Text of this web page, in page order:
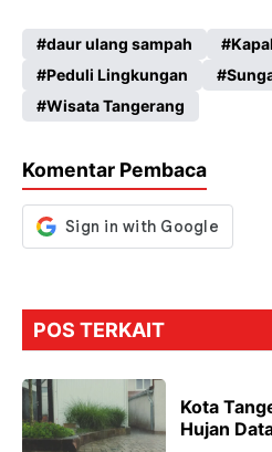
b
o
o
k
ts
A
p
gr
a
m
se
n
g
er
daur ulang sampah
Peduli Lingkungan
Wisata Tangerang
Komentar Pembaca
POS TERKAIT
Kota
Hujan